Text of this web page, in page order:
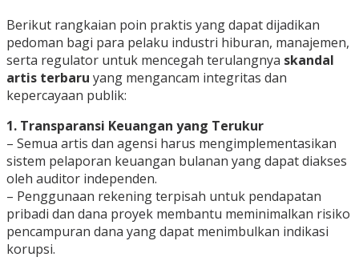
Berikut rangkaian poin praktis yang dapat dijadikan
pedoman bagi para pelaku industri hiburan, manajemen,
serta regulator untuk mencegah terulangnya skandal
artis terbaru yang mengancam integritas dan
kepercayaan publik:
1. Transparansi Keuangan yang Terukur
– Semua artis dan agensi harus mengimplementasikan
sistem pelaporan keuangan bulanan yang dapat diakses
oleh auditor independen.
– Penggunaan rekening terpisah untuk pendapatan
pribadi dan dana proyek membantu meminimalkan risiko
pencampuran dana yang dapat menimbulkan indikasi
korupsi.